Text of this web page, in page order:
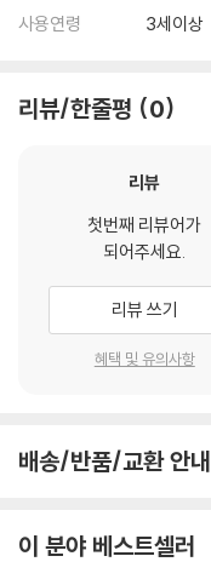
사용연령
3세이상
리뷰/한줄평 0
리뷰
첫번째 리뷰어가
되어주세요.
리뷰 쓰기
혜택 및 유의사항
배송/반품/교환 안내
이 분야 베스트셀러